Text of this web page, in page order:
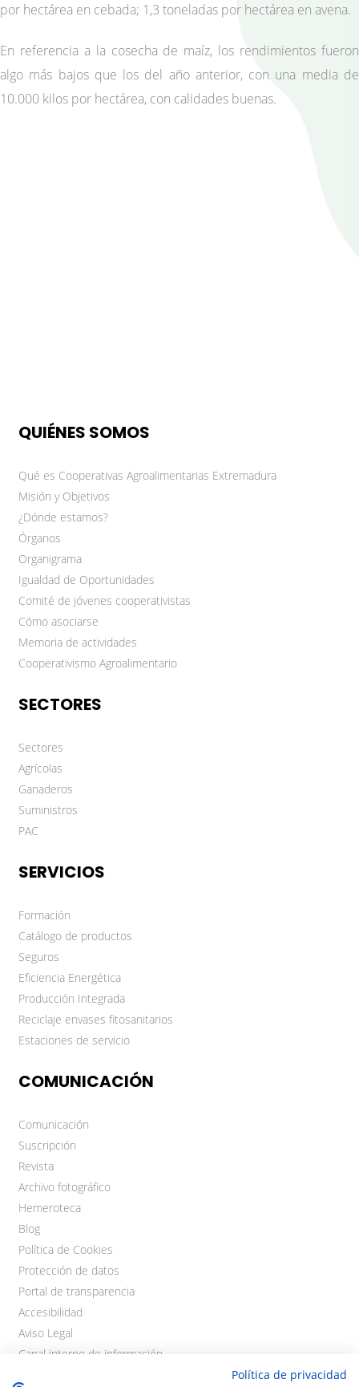
por hectárea en cebada; 1,3 toneladas por hectárea en avena.
En referencia a la cosecha de maíz, los rendimientos fueron
algo más bajos que los del año anterior, con una media de
10.000 kilos por hectárea, con calidades buenas.
QUIÉNES SOMOS
Qué es Cooperativas Agroalimentarias Extremadura
Misión y Objetivos
¿Dónde estamos?
Órganos
Organigrama
Igualdad de Oportunidades
Comité de jóvenes cooperativistas
Cómo asociarse
Memoria de actividades
Cooperativismo Agroalimentario
SECTORES
Sectores
Agrícolas
Ganaderos
Suministros
PAC
SERVICIOS
Formación
Catálogo de productos
Seguros
Eficiencia Energética
Producción Integrada
Reciclaje envases fitosanitarios
Estaciones de servicio
COMUNICACIÓN
Comunicación
Suscripción
Revista
Archivo fotográfico
Hemeroteca
Blog
Política de Cookies
Protección de datos
Portal de transparencia
Accesibilidad
Aviso Legal
Canal interno de información
Política de privacidad